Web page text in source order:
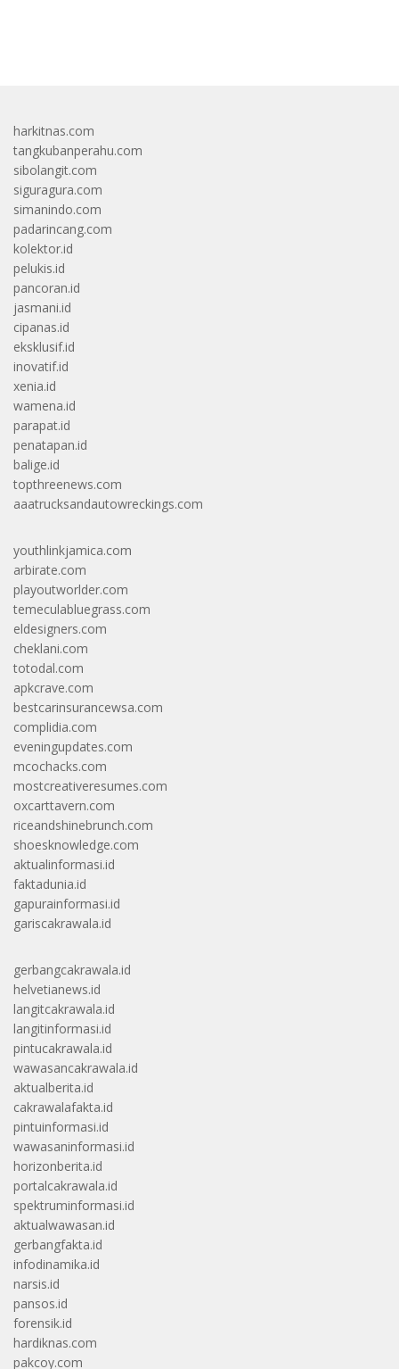
harkitnas.com
tangkubanperahu.com
sibolangit.com
siguragura.com
simanindo.com
padarincang.com
kolektor.id
pelukis.id
pancoran.id
jasmani.id
cipanas.id
eksklusif.id
inovatif.id
xenia.id
wamena.id
parapat.id
penatapan.id
balige.id
topthreenews.com
aaatrucksandautowreckings.com
youthlinkjamica.com
arbirate.com
playoutworlder.com
temeculabluegrass.com
eldesigners.com
cheklani.com
totodal.com
apkcrave.com
bestcarinsurancewsa.com
complidia.com
eveningupdates.com
mcochacks.com
mostcreativeresumes.com
oxcarttavern.com
riceandshinebrunch.com
shoesknowledge.com
aktualinformasi.id
faktadunia.id
gapurainformasi.id
gariscakrawala.id
gerbangcakrawala.id
helvetianews.id
langitcakrawala.id
langitinformasi.id
pintucakrawala.id
wawasancakrawala.id
aktualberita.id
cakrawalafakta.id
pintuinformasi.id
wawasaninformasi.id
horizonberita.id
portalcakrawala.id
spektruminformasi.id
aktualwawasan.id
gerbangfakta.id
infodinamika.id
narsis.id
pansos.id
forensik.id
hardiknas.com
pakcoy.com